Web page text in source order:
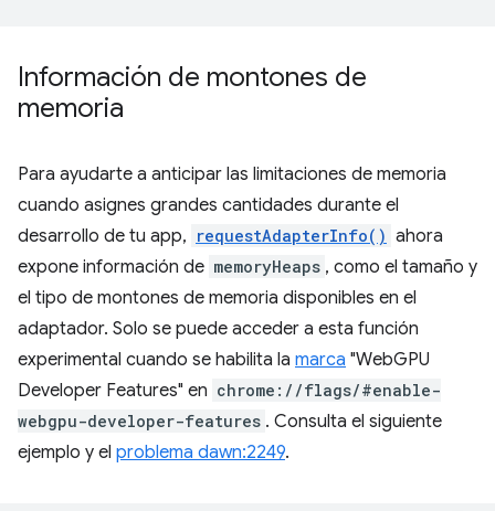
Información de montones de
memoria
Para ayudarte a anticipar las limitaciones de memoria
cuando asignes grandes cantidades durante el
desarrollo de tu app, requestAdapterInfo() ahora
expone información de memoryHeaps , como el tamaño y
el tipo de montones de memoria disponibles en el
adaptador. Solo se puede acceder a esta función
experimental cuando se habilita la marca "WebGPU
Developer Features" en chrome://flags/#enable-
webgpu-developer-features . Consulta el siguiente
ejemplo y el problema dawn:2249.